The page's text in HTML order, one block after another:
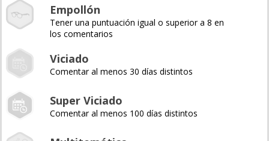
Empollón
Tener una puntuación igual o superior a 8 en
los comentarios
Viciado
Comentar al menos 30 días distintos
Super Viciado
Comentar al menos 100 días distintos